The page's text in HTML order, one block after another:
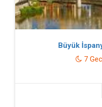
Büyük
7